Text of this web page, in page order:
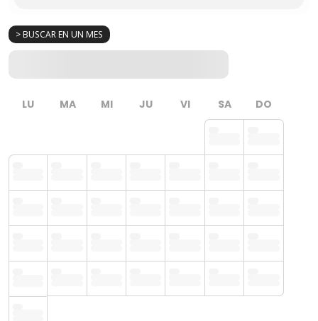
> BUSCAR EN UN MES
LU MA MI JU VI SA DO